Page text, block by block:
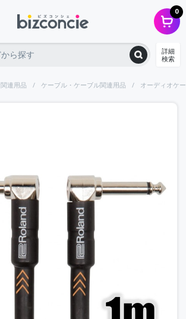
0
詳細
検索
連用品 ケーブル・ケーブル関連用品 オーディオケ